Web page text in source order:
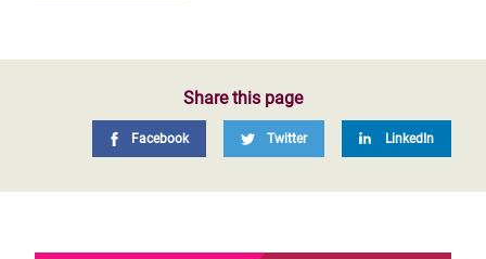
Share this page
Facebook Twitter LinkedIn